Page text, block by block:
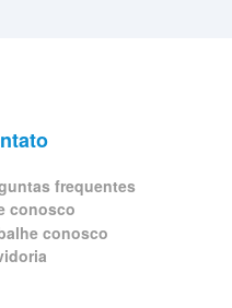
frequentes
conosco
conosco